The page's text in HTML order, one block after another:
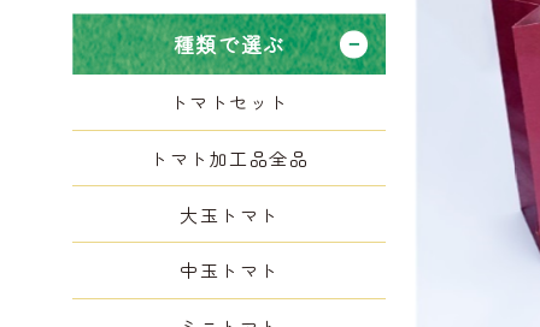
種類で選ぶ
トマトセット
トマト加工品全品
大玉トマト
中玉トマト